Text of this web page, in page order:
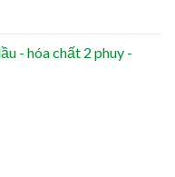
- hóa chất 2 phuy -